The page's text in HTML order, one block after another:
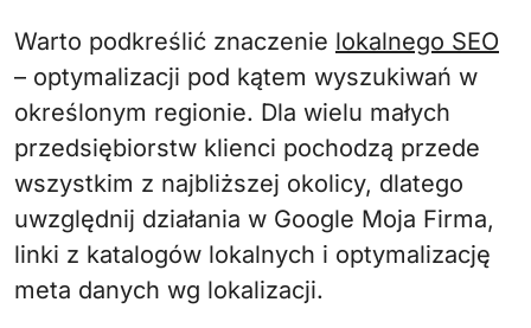
Warto podkreślić znaczenie lokalnego SEO
– optymalizacji pod kątem wyszukiwań w
określonym regionie. Dla wielu małych
przedsiębiorstw klienci pochodzą przede
wszystkim z najbliższej okolicy, dlatego
uwzględnij działania w Google Moja Firma,
linki z katalogów lokalnych i optymalizację
meta danych wg lokalizacji.